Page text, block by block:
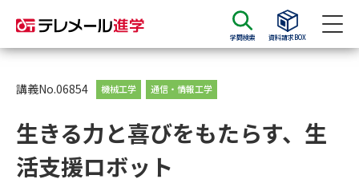
学問検索 資料請求BOX
資料請求
大学・短大の資料種類から請求
講義No.06854 機械工学 通信・情報工学
生きる力と喜びをもたらす、生
活支援ロボット